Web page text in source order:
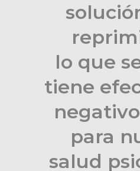
lo que
tiene
para
salud